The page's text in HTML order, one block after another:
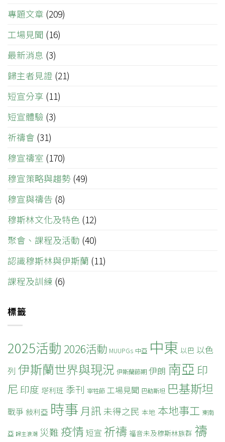
專題文章 (209)
工場見聞 (16)
最新消息 (3)
歸主者見證 (21)
短宣分享 (11)
短宣體驗 (3)
祈禱會 (31)
穆宣禱室 (170)
穆宣策略與趨勢 (49)
穆宣與禱告 (8)
穆斯林文化及特色 (12)
聚會、課程及活動 (40)
認識穆斯林與伊斯蘭 (11)
課程及訓練 (6)
標籤
2025活動 2026活動 MUUPGs 中亞 中東 以巴 以色
列 伊斯蘭世界與現況 伊斯蘭節期 伊朗 南亞 印
尼 印度 塔利班 季刊 宰牲節 工場見聞 巴勒斯坦 巴基斯坦
戰爭 敍利亞 時事 月訊未得之民 本地 本地事工 東南
亞 歸主浪潮 災難 疫情 短宣 祈禱 福音未及穆斯林族群 禱